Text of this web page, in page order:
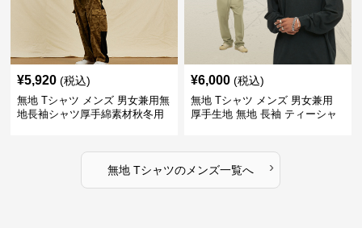
¥5,920 (税込)
無地 Tシャツ メンズ 男女兼用無
地長袖シャツ厚手綿素材秋冬用
¥6,000 (税込)
無地 Tシャツ メンズ 男女兼用
厚手生地 無地 長袖 ティーシャ
無地 Tシャツの メンズ一覧へ ›